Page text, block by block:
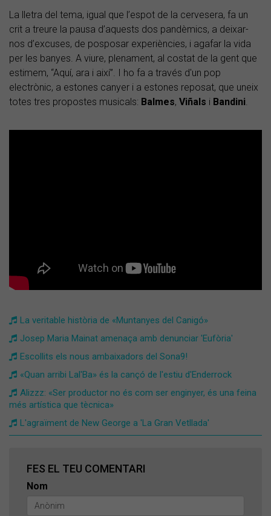
La lletra del tema, igual que l’espot de la cervesera, fa un
crit a treure la pausa d’aquests dos pandèmics, a deixar-
nos d’excuses, de posposar experiències, i agafar la vida
per les banyes. A viure, plenament, al costat de la gent que
estimem, “Aquí, ara i així”. I ho fa a través d'un pop
electrònic, a estones canyer i a estones reposat, que uneix
totes tres propostes musicals: Balmes, Viñals i Bandini.
La veritable història de «Muntanyes del Canigó»
Josep Maria Mainat amenaça amb denunciar 'Eufòria'
Escollits els nous ambaixadors del Sona9!
«Quan arribi Lal'Ba» és la cançó de l'estiu d'Enderrock
Alizzz: «Ser productor no és com ser enginyer, és una feina
més artística que tècnica»
L'agraïment de New George a 'La Gran Vetllada'
FES EL TEU COMENTARI
Nom